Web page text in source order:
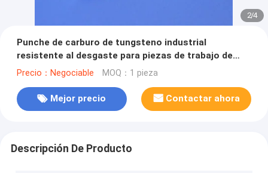
2/4
Punche de carburo de tungsteno industrial
resistente al desgaste para piezas de trabajo de
núcleo pequeño
Precio：Negociable MOQ：1 pieza
Mejor precio Contactar ahora
Descripción De Producto